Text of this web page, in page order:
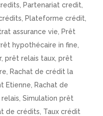
Partenariat credit
Plateforme crédit
assurance vie
Prêt
hypothécaire in fine
,prêt relais taux ,prêt
Rachat de crédit la
Etienne
Rachat de
,Simulation prêt
de crédits Taux crédit